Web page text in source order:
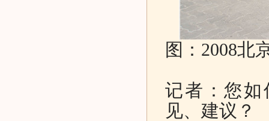
图：2008北
记者：您
见、建议？